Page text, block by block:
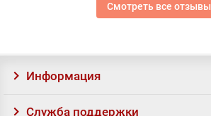
Смотреть все отзывы
Информация
Служба поддержки